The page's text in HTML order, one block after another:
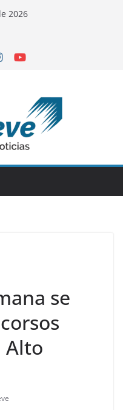
2026
se
Alto